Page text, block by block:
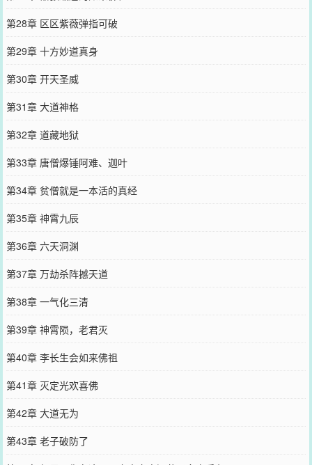
第28章 区区紫薇弹指可破
第29章 十方妙道真身
第30章 开天圣威
第31章 大道神格
第32章 道藏地狱
第33章 唐僧爆锤阿难、迦叶
第34章 贫僧就是一本活的真经
第35章 神霄九辰
第36章 六天洞渊
第37章 万劫杀阵撼天道
第38章 一气化三清
第39章 神霄陨，老君灭
第40章 李长生会如来佛祖
第41章 灭定光欢喜佛
第42章 大道无为
第43章 老子破防了